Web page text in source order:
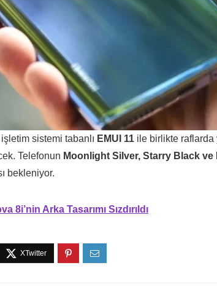
sistemi tabanlı EMUI 11 ile birlikte raflarda
Telefonun Moonlight Silver, Starry Black
bekleniyor.
8i’nin Arka Tasarımı Sızdırıldı